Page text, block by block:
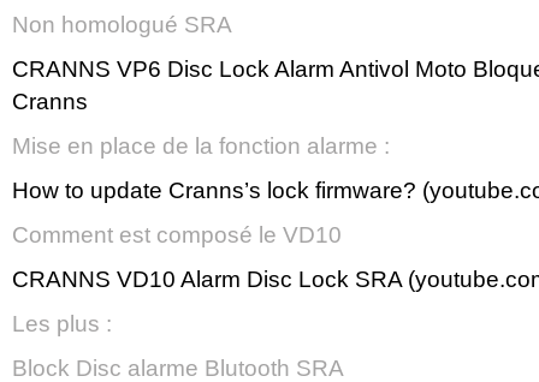
Non homologué SRA
CRANNS VP6 Disc Lock Alarm Antivol Moto
Cranns
Mise en place de la fonction alarme :
How to update Cranns’s lock firmware?
Comment est composé le VD10
CRANNS VD10 Alarm Disc Lock SRA
Les plus :
Block Disc alarme Blutooth SRA